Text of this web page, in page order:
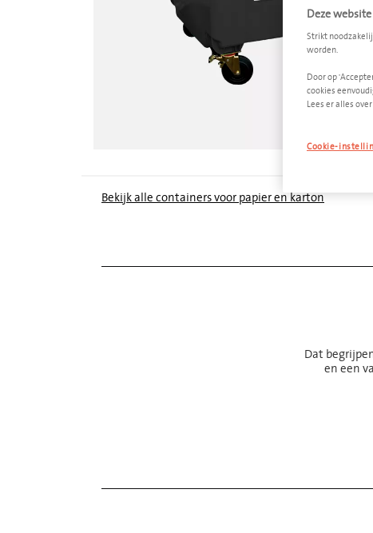
Bekijk alle containers voor papier en karton
Dat
en een
Deze
Strikt
worden.
Door op
cookies
Lees er alles
Cookie-